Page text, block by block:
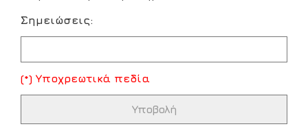
Σημειώσεις:
(*) Υποχρεωτικά πεδία